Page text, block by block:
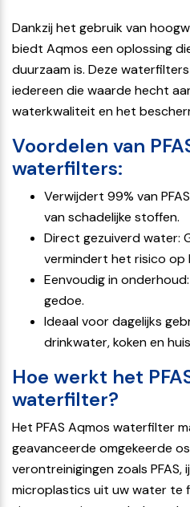
Dankzij het gebruik van
biedt Aqmos een oplossing
duurzaam is. Deze
iedereen die waarde hecht
waterkwaliteit en het
Voordelen van
waterfilters:
Verwijdert 99% van
van schadelijke stoffen.
Direct gezuiverd water:
vermindert het risico op
Eenvoudig in
gedoe.
Ideaal voor dagelijks
drinkwater, koken en
Hoe werkt het
waterfilter?
Het PFAS Aqmos waterfilter
geavanceerde omgekeerde
verontreinigingen zoals PFAS,
microplastics uit uw water te